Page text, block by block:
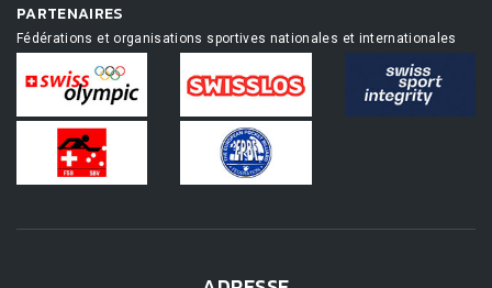
PARTENAIRES
Fédérations et organisations sportives nationales et internationales